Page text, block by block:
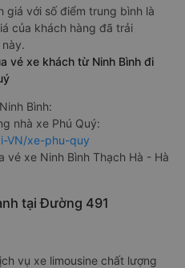
giá với số điểm trung bình là
của khách hàng đã trải
vé xe khách từ Ninh Bình đi
Bình:
nhà xe Phú Quý:
VN/xe-phu-quy
vé xe Ninh Bình Thạch Hà - Hà
tại Đường 491
vụ xe limousine chất lượng